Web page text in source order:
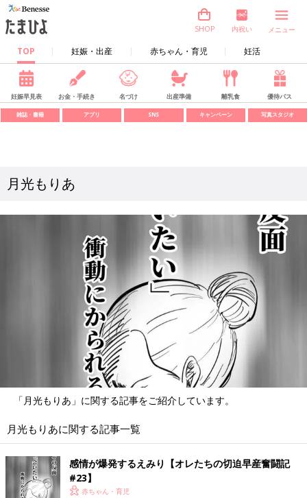
TOP 妊娠・出産 赤ちゃん・育児 妊活
SHOP 内祝い メニュー
妊娠早見表 お金・手続き 名づけ 出産準備 離乳食 優待パス
雑誌・書籍 アプリ SNS キャンペーン 写真スタジオ
月光もりあ
「月光もりあ」に関する記事をご紹介しています。
月光もりあに関する記事一覧
感情が爆発するえみり【オレたちの切迫早産奮闘記
#23】
赤ちゃん・育児